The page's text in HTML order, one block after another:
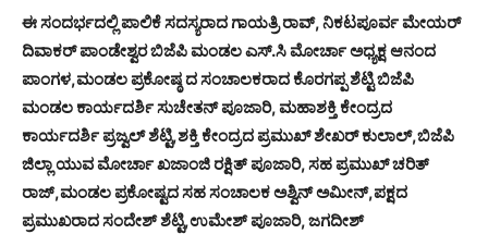
ಈ ಸಂದರ್ಭದಲ್ಲಿ ಪಾಲಿಕೆ ಸದಸ್ಯರಾದ ಗಾಯತ್ರಿ ರಾವ್, ನಿಕಟಪೂರ್ವ ಮೇಯರ್
ದಿವಾಕರ್ ಪಾಂಡೇಶ್ವರ ಬಿಜೆಪಿ ಮಂಡಲ ಎಸ್.ಸಿ ಮೋರ್ಚಾ ಅಧ್ಯಕ್ಷ ಆನಂದ
ಪಾಂಗಳ,ಮಂಡಲ ಪ್ರಕೋಷ್ಠ ದ ಸಂಚಾಲಕರಾದ ಕೊರಗಪ್ಪ ಶೆಟ್ಟಿ ಬಿಜೆಪಿ
ಮಂಡಲ ಕಾರ್ಯದರ್ಶಿ ಸುಚೇತನ್ ಪೂಜಾರಿ, ಮಹಾಶಕ್ತಿ ಕೇಂದ್ರದ
ಕಾರ್ಯದರ್ಶಿ ಪ್ರಜ್ವಲ್ ಶೆಟ್ಟಿ,ಶಕ್ತಿ ಕೇಂದ್ರದ ಪ್ರಮುಖ್ ಶೇಖರ್ ಕುಲಾಲ್,ಬಿಜೆಪಿ
ಜಿಲ್ಲಾ ಯುವ ಮೋರ್ಚಾ ಖಜಾಂಜಿ ರಕ್ಷಿತ್ ಪೂಜಾರಿ, ಸಹ ಪ್ರಮುಖ್ ಚರಿತ್
ರಾಜ್,ಮಂಡಲ ಪ್ರಕೋಷ್ಟದ ಸಹ ಸಂಚಾಲಕ ಅಶ್ವಿನ್ ಅಮೀನ್,ಪಕ್ಷದ
ಪ್ರಮುಖರಾದ ಸಂದೇಶ್ ಶೆಟ್ಟಿ,ಉಮೇಶ್ ಪೂಜಾರಿ, ಜಗದೀಶ್